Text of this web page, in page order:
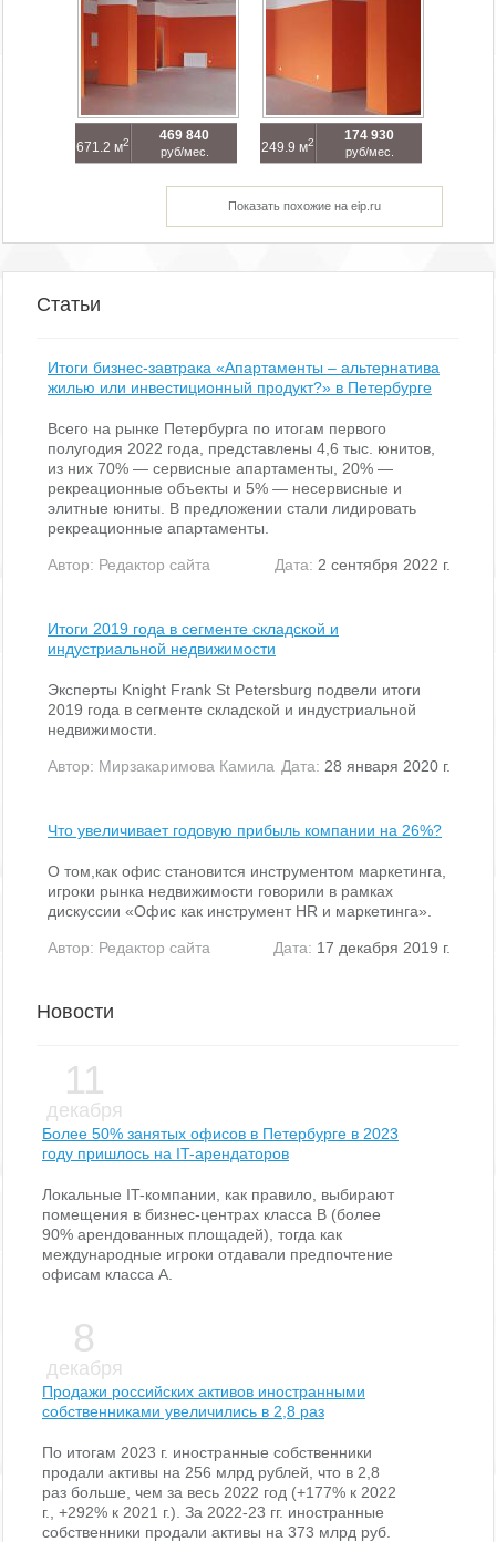
671.2 м2 469 840
руб/мес. 249.9 м2 174 930
руб/мес.
Показать похожие на eip.ru
Статьи
Итоги бизнес-завтрака «Апартаменты – альтернатива
жилью или инвестиционный продукт?» в Петербурге
Всего на рынке Петербурга по итогам первого
полугодия 2022 года, представлены 4,6 тыс. юнитов,
из них 70% — сервисные апартаменты, 20% —
рекреационные объекты и 5% — несервисные и
элитные юниты. В предложении стали лидировать
рекреационные апартаменты.
Автор: Редактор сайта Дата: 2 сентября 2022 г.
Итоги 2019 года в сегменте складской и
индустриальной недвижимости
Эксперты Knight Frank St Petersburg подвели итоги
2019 года в сегменте складской и индустриальной
недвижимости.
Автор: Мирзакаримова Камила Дата: 28 января 2020 г.
Что увеличивает годовую прибыль компании на 26%?
О том,как офис становится инструментом маркетинга,
игроки рынка недвижимости говорили в рамках
дискуссии «Офис как инструмент HR и маркетинга».
Автор: Редактор сайта Дата: 17 декабря 2019 г.
Новости
11
декабря
Более 50% занятых офисов в Петербурге в 2023
году пришлось на IT-арендаторов
Локальные IT-компании, как правило, выбирают
помещения в бизнес-центрах класса В (более
90% арендованных площадей), тогда как
международные игроки отдавали предпочтение
офисам класса А.
8
декабря
Продажи российских активов иностранными
собственниками увеличились в 2,8 раз
По итогам 2023 г. иностранные собственники
продали активы на 256 млрд рублей, что в 2,8
раз больше, чем за весь 2022 год (+177% к 2022
г., +292% к 2021 г.). За 2022-23 гг. иностранные
собственники продали активы на 373 млрд руб.